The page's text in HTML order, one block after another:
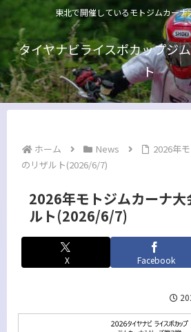
東北で開催しているモトジムカー
タイヤナビライスポカップジ
ト
ホーム News
2026年
のリザルト(2026/6/7)
2026年モトジムカーナ
ルト(2026/6/7)
X Facebook